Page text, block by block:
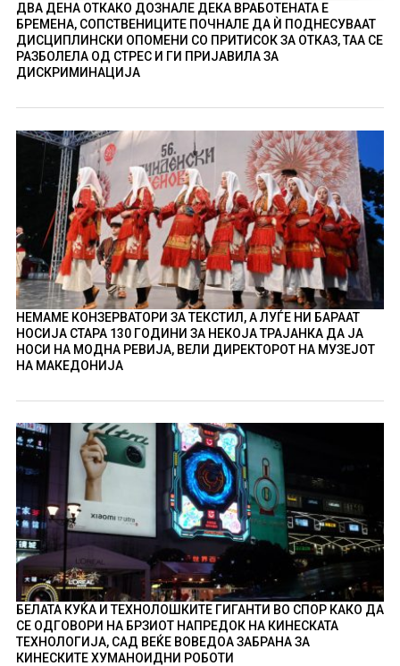
ДВА ДЕНА ОТКАКО ДОЗНАЛЕ ДЕКА ВРАБОТЕНАТА Е
БРЕМЕНА, СОПСТВЕНИЦИТЕ ПОЧНАЛЕ ДА Ѝ ПОДНЕСУВААТ
ДИСЦИПЛИНСКИ ОПОМЕНИ СО ПРИТИСОК ЗА ОТКАЗ, ТАА СЕ
РАЗБОЛЕЛА ОД СТРЕС И ГИ ПРИЈАВИЛА ЗА
ДИСКРИМИНАЦИЈА
НЕМАМЕ КОНЗЕРВАТОРИ ЗА ТЕКСТИЛ, А ЛУЃЕ НИ БАРААТ
НОСИЈА СТАРА 130 ГОДИНИ ЗА НЕКОЈА ТРАЈАНКА ДА ЈА
НОСИ НА МОДНА РЕВИЈА, ВЕЛИ ДИРЕКТОРОТ НА МУЗЕЈОТ
НА МАКЕДОНИЈА
БЕЛАТА КУЌА И ТЕХНОЛОШКИТЕ ГИГАНТИ ВО СПОР КАКО ДА
СЕ ОДГОВОРИ НА БРЗИОТ НАПРЕДОК НА КИНЕСКАТА
ТЕХНОЛОГИЈА, САД ВЕЌЕ ВОВЕДОА ЗАБРАНА ЗА
КИНЕСКИТЕ ХУМАНОИДНИ РОБОТИ